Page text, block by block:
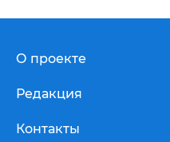
О проекте
Редакция
Контакты